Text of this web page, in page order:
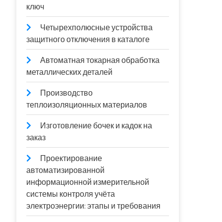
ключ
Четырехполюсные устройства
защитного отключения в каталоге
Автоматная токарная обработка
металлических деталей
Производство
теплоизоляционных материалов
Изготовление бочек и кадок на
заказ
Проектирование
автоматизированной
информационной измерительной
системы контроля учёта
электроэнергии: этапы и требования